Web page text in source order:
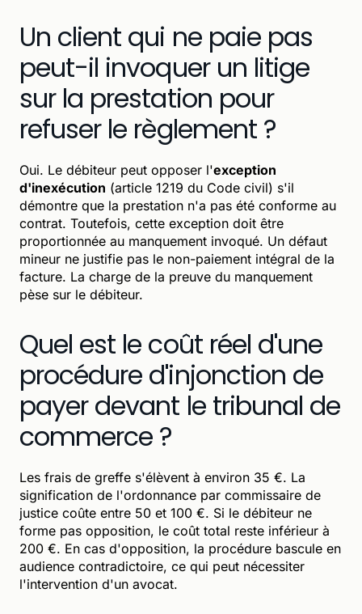
Un client qui ne paie pas
peut-il invoquer un litige
sur la prestation pour
refuser le règlement ?
Oui. Le débiteur peut opposer l'exception
d'inexécution (article 1219 du Code civil) s'il
démontre que la prestation n'a pas été conforme au
contrat. Toutefois, cette exception doit être
proportionnée au manquement invoqué. Un défaut
mineur ne justifie pas le non-paiement intégral de la
facture. La charge de la preuve du manquement
pèse sur le débiteur.
Quel est le coût réel d'une
procédure d'injonction de
payer devant le tribunal de
commerce ?
Les frais de greffe s'élèvent à environ 35 €. La
signification de l'ordonnance par commissaire de
justice coûte entre 50 et 100 €. Si le débiteur ne
forme pas opposition, le coût total reste inférieur à
200 €. En cas d'opposition, la procédure bascule en
audience contradictoire, ce qui peut nécessiter
l'intervention d'un avocat.